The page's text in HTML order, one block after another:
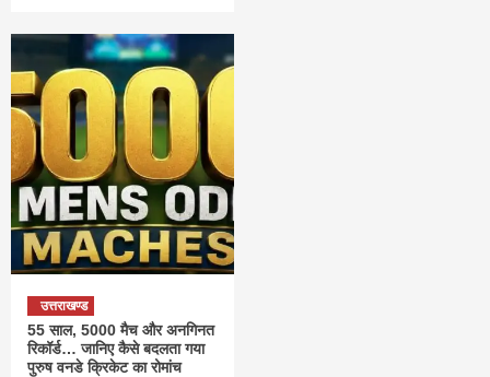
उत्तराखण्ड
55 साल, 5000 मैच और अनगिनत
रिकॉर्ड… जानिए कैसे बदलता गया
पुरुष वनडे क्रिकेट का रोमांच